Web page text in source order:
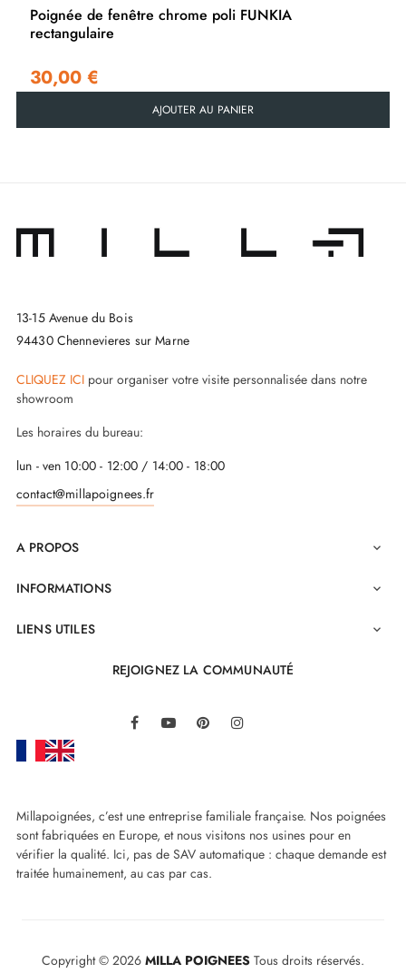
Poignée de fenêtre chrome poli FUNKIA
rectangulaire
30,00 €
AJOUTER AU PANIER
13-15 Avenue du Bois
94430 Chennevieres sur Marne
CLIQUEZ ICI pour organiser votre visite personnalisée dans notre
showroom
Les horaires du bureau:
lun - ven 10:00 - 12:00 / 14:00 - 18:00
contact@millapoignees.fr
A PROPOS 
INFORMATIONS 
LIENS UTILES 
REJOIGNEZ LA COMMUNAUTÉ
FacebookYouTube Pinterest
Millapoignées, c’est une entreprise familiale française. Nos poignées
sont fabriquées en Europe, et nous visitons nos usines pour en
vérifier la qualité. Ici, pas de SAV automatique : chaque demande est
traitée humainement, au cas par cas.
Copyright © 2026 MILLA POIGNEES Tous droits réservés.